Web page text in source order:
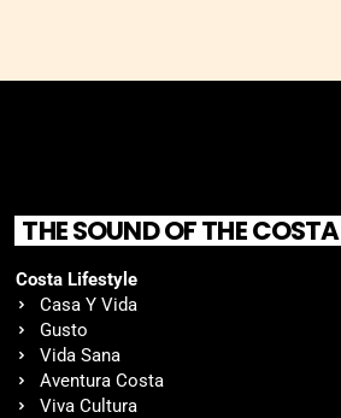
THE SOUND OF THE COSTA
Costa Lifestyle
Casa Y Vida
Gusto
Vida Sana
Aventura Costa
Viva Cultura